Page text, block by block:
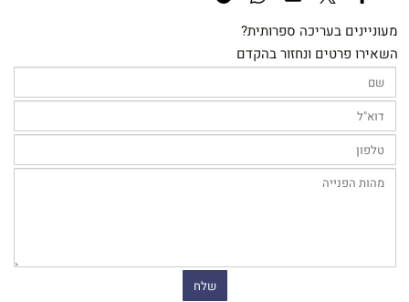
מעוניינים בעריכה ספרותית?
השאירו פרטים ונחזור בהקדם